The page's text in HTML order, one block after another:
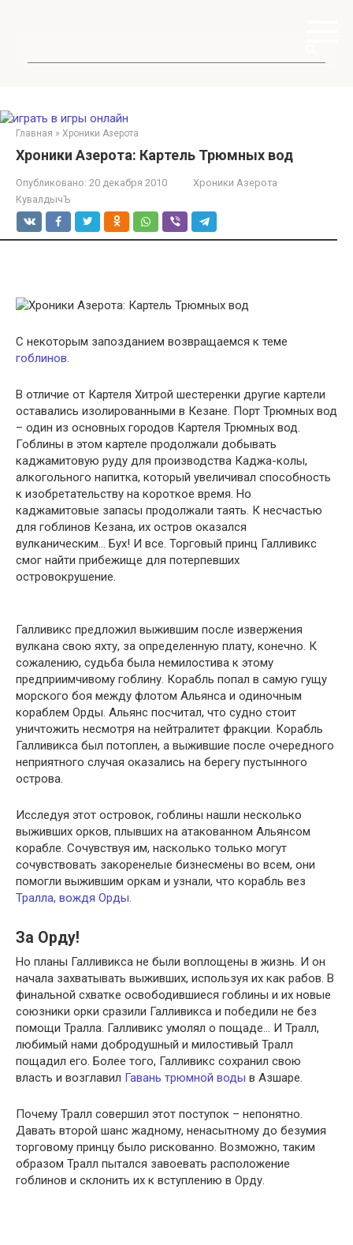
Главная » Хроники Азерота
Хроники Азерота: Картель Трюмных вод
Опубликовано: 20 декабря 2010
Хроники Азерота
КувалдычЪ
С некоторым запозданием возвращаемся к теме
гоблинов.
В отличие от Картеля Хитрой шестеренки другие картели
оставались изолированными в Кезане. Порт Трюмных вод
– один из основных городов Картеля Трюмных вод.
Гоблины в этом картеле продолжали добывать
каджамитовую руду для производства Каджа-колы,
алкогольного напитка, который увеличивал способность
к изобретательству на короткое время. Но
каджамитовые запасы продолжали таять. К несчастью
для гоблинов Кезана, их остров оказался
вулканическим… Бух! И все. Торговый принц Галливикс
смог найти прибежище для потерпевших
островокрушение.
Галливикс предложил выжившим после извержения
вулкана свою яхту, за определенную плату, конечно. К
сожалению, судьба была немилостива к этому
предприимчивому гоблину. Корабль попал в самую гущу
морского боя между флотом Альянса и одиночным
кораблем Орды. Альянс посчитал, что судно стоит
уничтожить несмотря на нейтралитет фракции. Корабль
Галливикса был потоплен, а выжившие после очередного
неприятного случая оказались на берегу пустынного
острова.
Исследуя этот островок, гоблины нашли несколько
выживших орков, плывших на атакованном Альянсом
корабле. Сочувствуя им, насколько только могут
сочувствовать закоренелые бизнесмены во всем, они
помогли выжившим оркам и узнали, что корабль вез
Тралла, вождя Орды.
За Орду!
Но планы Галливикса не были воплощены в жизнь. И он
начала захватывать выживших, используя их как рабов. В
финальной схватке освободившиеся гоблины и их новые
союзники орки сразили Галливикса и победили не без
помощи Тралла. Галливикс умолял о пощаде… И Тралл,
любимый нами добродушный и милостивый Тралл
пощадил его. Более того, Галливикс сохранил свою
власть и возглавил Гавань трюмной воды в Азшаре.
Почему Тралл совершил этот поступок – непонятно.
Давать второй шанс жадному, ненасытному до безумия
торговому принцу было рискованно. Возможно, таким
образом Тралл пытался завоевать расположение
гоблинов и склонить их к вступлению в Орду.